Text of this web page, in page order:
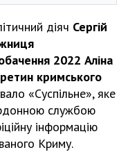
діяч Сергій
2022 Аліна
кримського
«Суспільне», яке
службою
інформацію
Криму.